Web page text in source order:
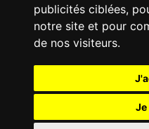
publicités ciblées,
notre site et pour
de nos visiteurs.
Je